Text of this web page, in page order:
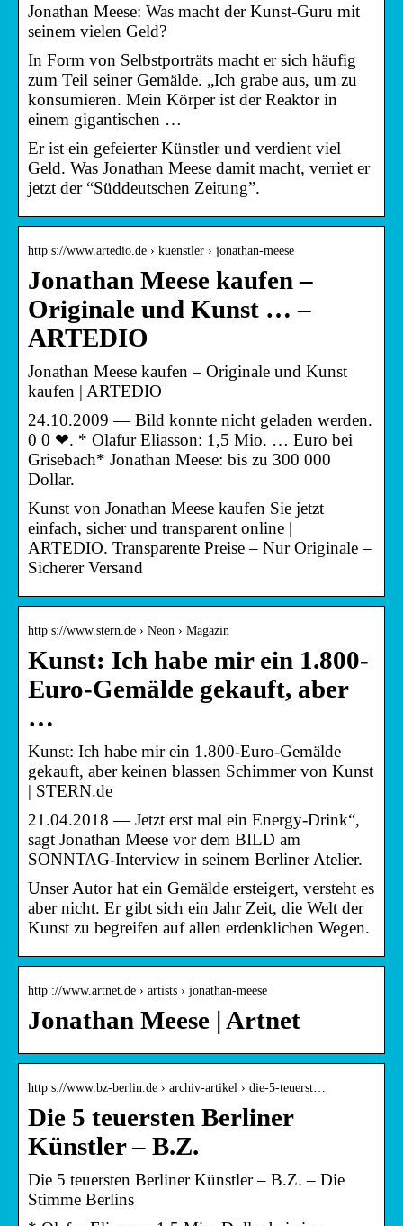
Jonathan Meese: Was macht der Kunst-Guru mit
seinem vielen Geld?
In Form von Selbstporträts macht er sich häufig
zum Teil seiner Gemälde. „Ich grabe aus, um zu
konsumieren. Mein Körper ist der Reaktor in
einem gigantischen …
Er ist ein gefeierter Künstler und verdient viel
Geld. Was Jonathan Meese damit macht, verriet er
jetzt der “Süddeutschen Zeitung”.
http s://www.artedio.de › kuenstler › jonathan-meese
Jonathan Meese kaufen –
Originale und Kunst … –
ARTEDIO
Jonathan Meese kaufen – Originale und Kunst
kaufen | ARTEDIO
24.10.2009 — Bild konnte nicht geladen werden.
0 0 ❤. * Olafur Eliasson: 1,5 Mio. … Euro bei
Grisebach* Jonathan Meese: bis zu 300 000
Dollar.
Kunst von Jonathan Meese kaufen Sie jetzt
einfach, sicher und transparent online |
ARTEDIO. Transparente Preise – Nur Originale –
Sicherer Versand
http s://www.stern.de › Neon › Magazin
Kunst: Ich habe mir ein 1.800-
Euro-Gemälde gekauft, aber
…
Kunst: Ich habe mir ein 1.800-Euro-Gemälde
gekauft, aber keinen blassen Schimmer von Kunst
| STERN.de
21.04.2018 — Jetzt erst mal ein Energy-Drink“,
sagt Jonathan Meese vor dem BILD am
SONNTAG-Interview in seinem Berliner Atelier.
Unser Autor hat ein Gemälde ersteigert, versteht es
aber nicht. Er gibt sich ein Jahr Zeit, die Welt der
Kunst zu begreifen auf allen erdenklichen Wegen.
http ://www.artnet.de › artists › jonathan-meese
Jonathan Meese | Artnet
http s://www.bz-berlin.de › archiv-artikel › die-5-teuerst…
Die 5 teuersten Berliner
Künstler – B.Z.
Die 5 teuersten Berliner Künstler – B.Z. – Die
Stimme Berlins